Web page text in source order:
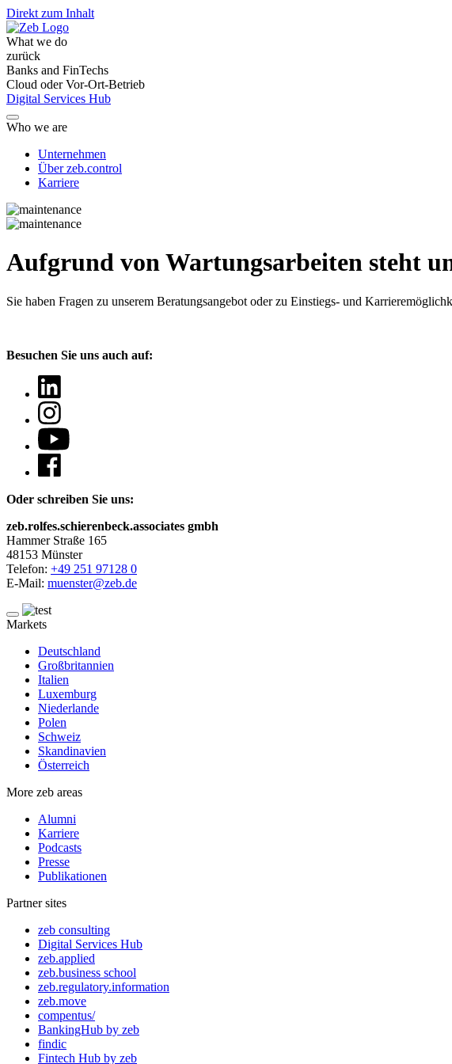
Direkt zum Inhalt
What we do
zurück
Banks and FinTechs
Cloud oder Vor-Ort-Betrieb
Digital Services Hub
Who we are
Unternehmen
Über zeb.control
Karriere
Aufgrund von Wartungsarbeiten steht
Sie haben Fragen zu unserem Beratungsangebot oder zu Einstiegs- und
Besuchen Sie uns auch auf:
Oder schreiben Sie uns:
zeb.rolfes.schierenbeck.associates gmbh
Hammer Straße 165
48153 Münster
Telefon: +49 251 97128 0
E-Mail: muenster@zeb.de
Markets
Deutschland
Großbritannien
Italien
Luxemburg
Niederlande
Polen
Schweiz
Skandinavien
Österreich
More zeb areas
Alumni
Karriere
Podcasts
Presse
Publikationen
Partner sites
zeb consulting
Digital Services Hub
zeb.applied
zeb.business school
zeb.regulatory.information
zeb.move
compentus/
BankingHub by zeb
findic
Fintech Hub by zeb